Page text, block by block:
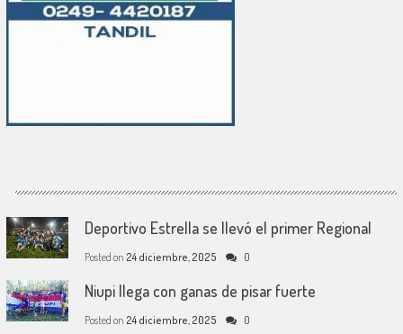
Deportivo Estrella se llevó el primer Regional
Posted on 24 diciembre, 2025 0
Niupi llega con ganas de pisar fuerte
Posted on 24 diciembre, 2025 0